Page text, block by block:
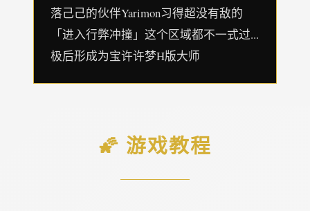
落己己的伙伴Yarimon习得超没有敌的
「进入行弊冲撞」这个区域都不一式过...
极后形成为宝许许梦H版大师
🌠 游戏教程